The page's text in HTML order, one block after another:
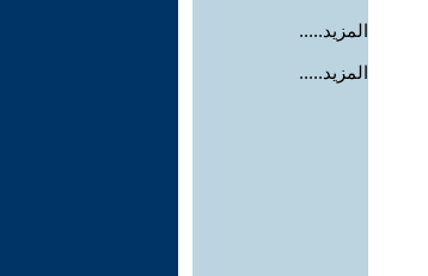
المزيد.....
المزيد.....